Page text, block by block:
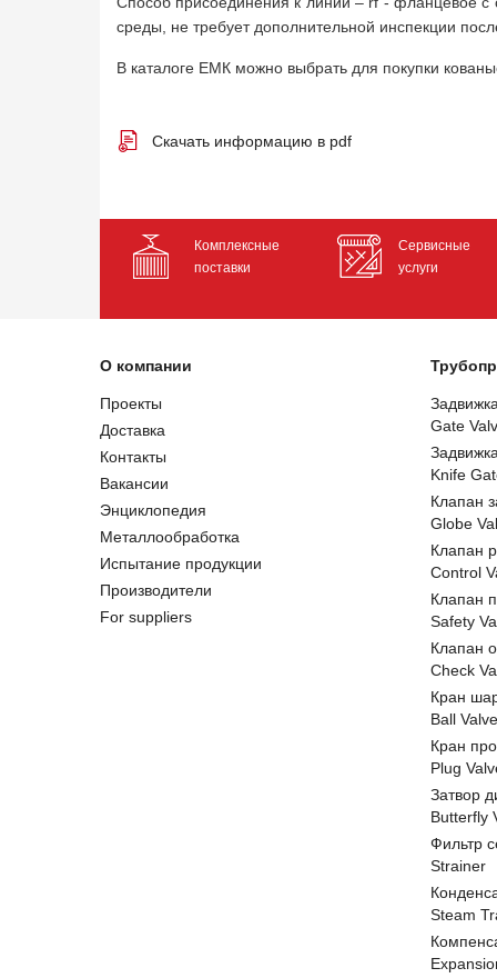
среды, не требует дополнительной инспекции
В каталоге ЕМК можно выбрать для покупки
Скачать информацию в pdf
Комплексные
поставки
Сервисные
услуги
О компании
Проекты
Доставка
Контакты
Вакансии
Энциклопедия
Металлообработка
Испытание продукции
Производители
For suppliers
Gate
Knife
Клапан
Globe
Клапан
Control
Клапан
Safety
Клапан
Check
Кран
Ball
Кран
Plug
Затвор
Butterfly
Фильтр
Strainer
Steam